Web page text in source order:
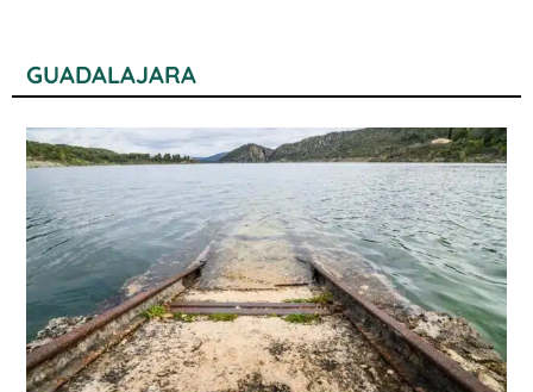
GUADALAJARA